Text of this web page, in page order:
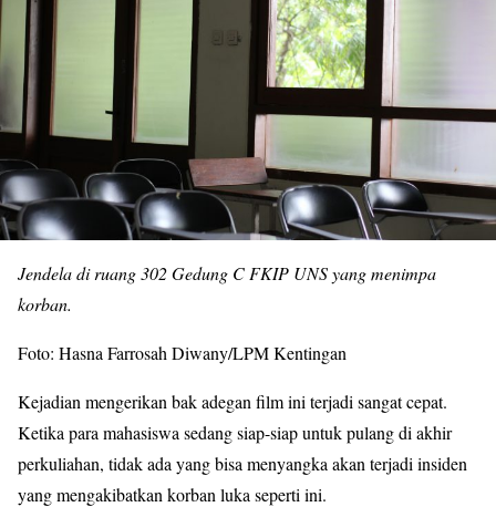
Jendela di ruang 302 Gedung C FKIP UNS yang menimpa
korban.
Foto: Hasna Farrosah Diwany/LPM Kentingan
Kejadian mengerikan bak adegan film ini terjadi sangat cepat.
Ketika para mahasiswa sedang siap-siap untuk pulang di akhir
perkuliahan, tidak ada yang bisa menyangka akan terjadi insiden
yang mengakibatkan korban luka seperti ini.